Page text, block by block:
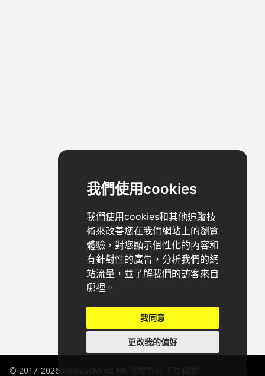
我們使用cookies
我們使用cookies和其他追蹤技
術來改善您在我們網站上的瀏覽
體驗，對您顯示個性化的內容和
有針對性的廣告，分析我們的網
站流量，並了解我們的訪客來自
哪裡。
我同意
更改我的偏好
© 2017-2026 ReleaseMind HK